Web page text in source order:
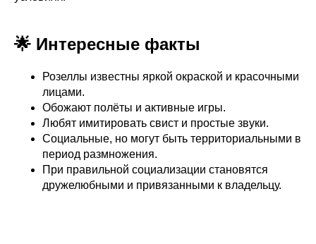
🌟 Интересные факты
Розеллы известны яркой окраской и красочными
лицами.
Обожают полёты и активные игры.
Любят имитировать свист и простые звуки.
Социальные, но могут быть территориальными в
период размножения.
При правильной социализации становятся
дружелюбными и привязанными к владельцу.